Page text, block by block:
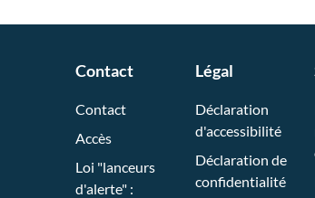
Contact
Contact
Accès
Loi "lanceurs
d'alerte" :
Légal
Déclaration
d'accessibilité
Déclaration de
confidentialité